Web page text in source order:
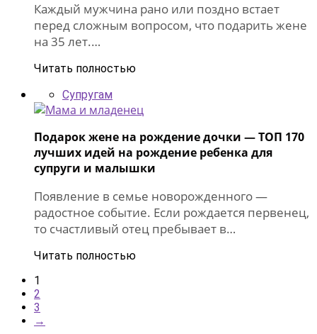
Каждый мужчина рано или поздно встает
перед сложным вопросом, что подарить жене
на 35 лет.…
Читать полностью
Супругам
Подарок жене на рождение дочки — ТОП 170
лучших идей на рождение ребенка для
супруги и малышки
Появление в семье новорожденного —
радостное событие. Если рождается первенец,
то счастливый отец пребывает в…
Читать полностью
1
2
3
→